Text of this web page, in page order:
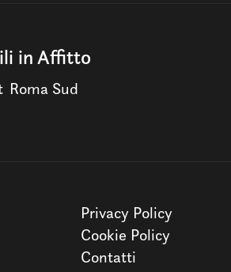
in Affitto
Roma Sud
Privacy Policy
Cookie Policy
Contatti